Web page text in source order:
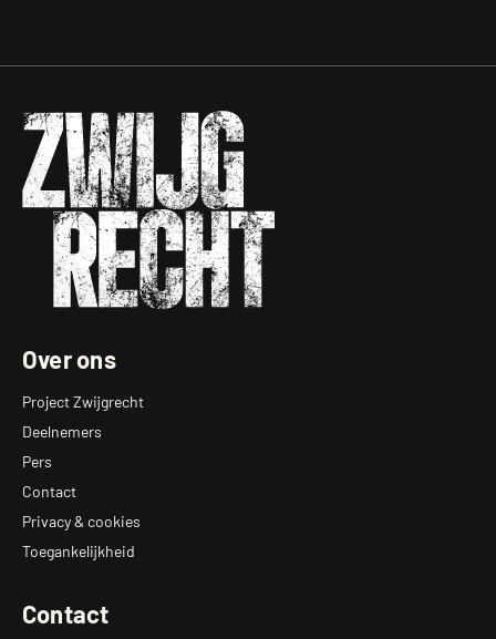
Zwijgrecht
Over ons
Project Zwijgrecht
Deelnemers
Pers
Contact
Privacy & cookies
Toegankelijkheid
Contact